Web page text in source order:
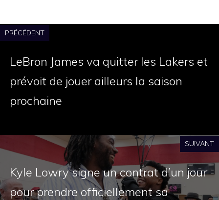
PRÉCÉDENT
LeBron James va quitter les Lakers et
prévoit de jouer ailleurs la saison
prochaine
SUIVANT
Kyle Lowry signe un contrat d’un jour
pour prendre officiellement sa